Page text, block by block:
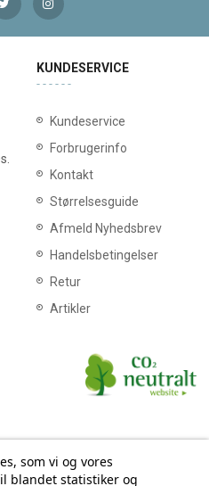
KUNDESERVICE
Kundeservice
Forbrugerinfo
Kontakt
Størrelsesguide
Afmeld Nyhedsbrev
Handelsbetingelser
Retur
Artikler
som vi og vores
blandet statistiker og